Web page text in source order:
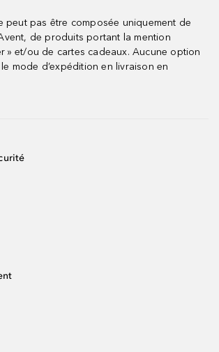
peut pas être composée uniquement de
de produits portant la mention
» et/ou de cartes cadeaux. Aucune option
mode d’expédition en livraison en